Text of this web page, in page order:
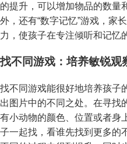
的提升，可以增加物品的数量
外，还有“数字记忆”游戏，家
力，使孩子在专注倾听和记忆
找不同游戏：培养敏锐观
找不同游戏能很好地培养孩子
出图片中的不同之处。在寻找
有小动物的颜色、位置或者身
子一起找，看谁先找到更多的